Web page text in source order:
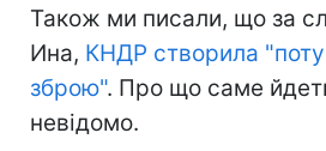
Також ми писали, що за
Ина, КНДР створила
зброю". Про що саме
невідомо.